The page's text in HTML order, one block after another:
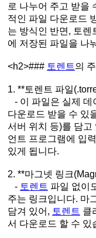
로 나누어 주고 받을
적인 파일 다운로드
는 방식인 반면, 토렌
에 저장된 파일을 나
<h2>### 토렌트의
1. **토렌트 파일
- 이 파일은 실제 데
다운로드 받을 수 있
서버 위치 등)를 담고
언트 프로그램에 입
있게 됩니다.
2. **마그넷 링크
- 토렌트 파일 없이
주는 링크입니다. 마
담겨 있어, 토렌트 클
서 다운로드 할 수 있